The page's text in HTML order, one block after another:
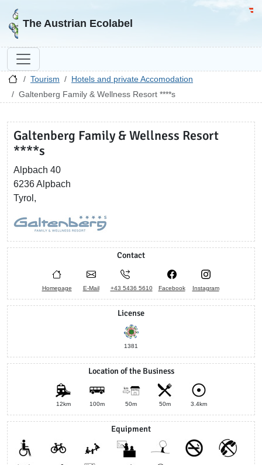
Go to homepage
The Austrian Ecolabel
Tourism
Hotels and private Accomodation
Galtenberg Family & Wellness Resort ****s
Galtenberg Family & Wellness Resort
****s
Alpbach 40
6236 Alpbach
Tyrol,
Contact
Homepage E-Mail +43 5436 5610 Facebook Instagram
License
1381
Location of the Business
12km 100m 50m 50m 3.4km
Equipment